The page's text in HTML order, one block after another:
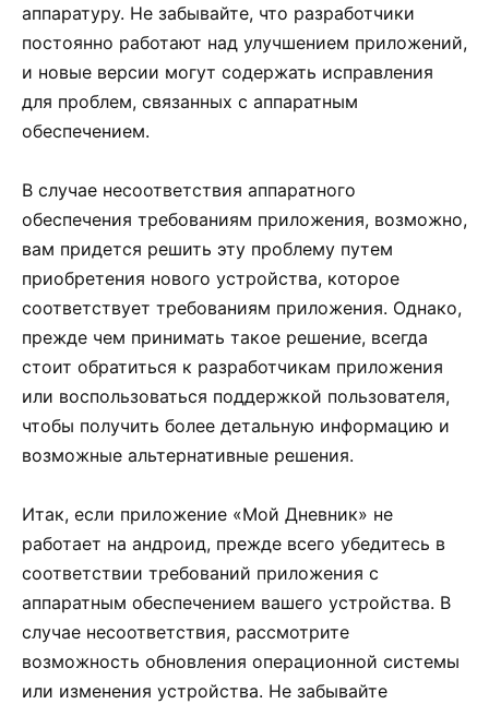
аппаратуру. Не забывайте, что разработчики
постоянно работают над улучшением приложений,
и новые версии могут содержать исправления
для проблем, связанных с аппаратным
обеспечением.
В случае несоответствия аппаратного
обеспечения требованиям приложения, возможно,
вам придется решить эту проблему путем
приобретения нового устройства, которое
соответствует требованиям приложения. Однако,
прежде чем принимать такое решение, всегда
стоит обратиться к разработчикам приложения
или воспользоваться поддержкой пользователя,
чтобы получить более детальную информацию и
возможные альтернативные решения.
Итак, если приложение «Мой Дневник» не
работает на андроид, прежде всего убедитесь в
соответствии требований приложения с
аппаратным обеспечением вашего устройства. В
случае несоответствия, рассмотрите
возможность обновления операционной системы
или изменения устройства. Не забывайте